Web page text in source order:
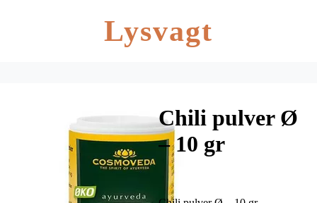
Lysvagt
Chili pulver Ø
– 10 gr